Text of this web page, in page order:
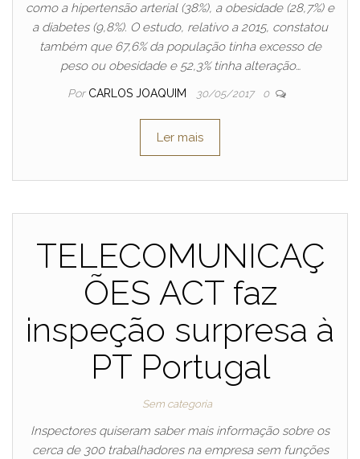
como a hipertensão arterial (38%), a obesidade (28,7%) e
a diabetes (9,8%). O estudo, relativo a 2015, constatou
também que 67,6% da população tinha excesso de
peso ou obesidade e 52,3% tinha alteração…
Por CARLOS JOAQUIM 30/05/2017 0
Ler mais
TELECOMUNICAÇ
ÕES ACT faz
inspeção surpresa à
PT Portugal
Sem categoria
Inspectores quiseram saber mais informação sobre os
cerca de 300 trabalhadores na empresa sem funções